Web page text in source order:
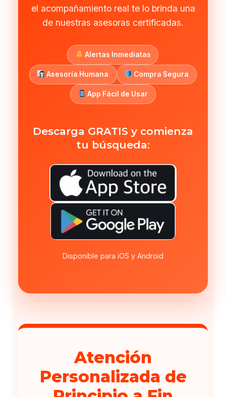
el acompañamiento real te lo brinda una
de nuestras asesoras certificadas.
Alertas Inmediatas
Asesoría Humana Compra Segura
App Fácil de Usar
Descarga GRATIS y comienza
tu búsqueda:
Disponible para iOS y Android
Atención
Personalizada de